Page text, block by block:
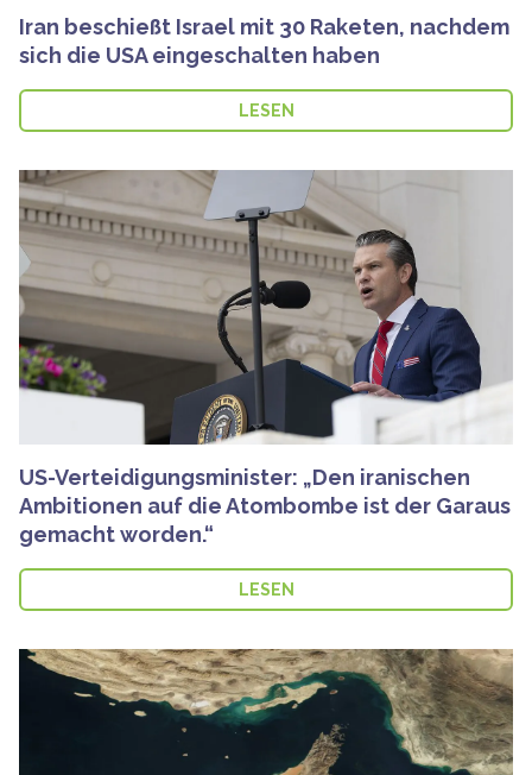
Iran beschießt Israel mit 30 Raketen, nachdem
sich die USA eingeschalten haben
LESEN
US-Verteidigungsminister: „Den iranischen
Ambitionen auf die Atombombe ist der Garaus
gemacht worden.“
LESEN